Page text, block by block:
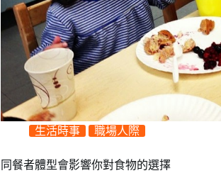
生活時事 職場人際
同餐者體型會影響你對食物的選擇